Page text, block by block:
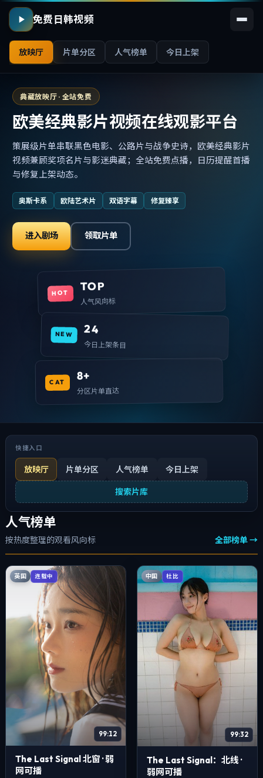
免费日韩视频
放映厅 片单分区 人气榜单 今日上架
典藏放映厅 · 全站免费
欧美经典影片视频在线观影平台
策展级片单串联黑色电影、公路片与战争史诗，欧美经典影片
视频兼顾奖项名片与影迷典藏；全站免费点播，日历提醒首播
与修复上架动态。
奥斯卡系 欧陆艺术片 双语字幕 修复臻享
进入剧场 领取片单
HOT TOP
人气风向标
NEW 24
今日上架条目
CAT 8+
分区片单直达
快捷入口
放映厅 片单分区 人气榜单 今日上架
搜索片库
人气榜单
按热度整理的观看风向标 全部榜单 →
英国 连载中
99:12
The Last Signal 北窗 · 弱
网可播
中国 杜比
99:32
The Last Signal：北线 ·
弱网可播